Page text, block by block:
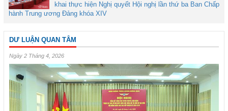
khai thực hiện Nghị quyết Hội nghị lần thứ ba Ban Chấp
hành Trung ương Đảng khóa XIV
DƯ LUẬN QUAN TÂM
Ngày 2 Tháng 4, 2026